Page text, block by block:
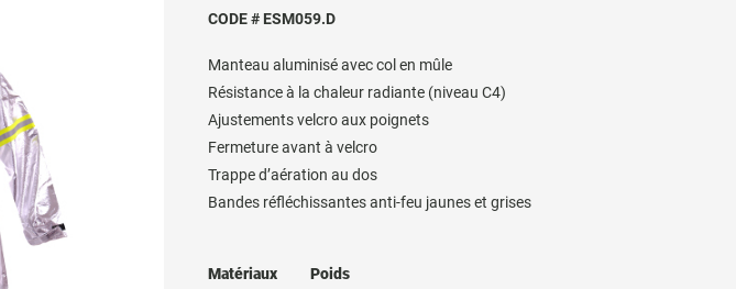
CODE # ESM059.D
Manteau aluminisé avec col en mûle
Résistance à la chaleur radiante (niveau C4)
Ajustements velcro aux poignets
Fermeture avant à velcro
Trappe d’aération au dos
Bandes réfléchissantes anti-feu jaunes et grises
Matériaux
Poids